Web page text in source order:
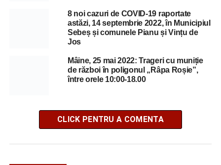
8 noi cazuri de COVID-19 raportate
astăzi, 14 septembrie 2022, în Municipiul
Sebeș și comunele Pianu și Vințu de
Jos
Mâine, 25 mai 2022: Trageri cu muniție
de război în poligonul „Râpa Roșie”,
între orele 10:00-18.00
CLICK PENTRU A COMENTA